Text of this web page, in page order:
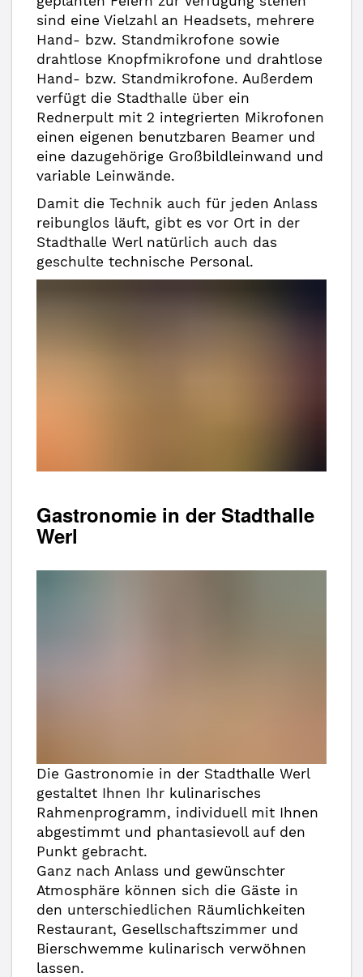
sind eine Vielzahl an Headsets, mehrere
Hand- bzw. Standmikrofone sowie
drahtlose Knopfmikrofone und drahtlose
Hand- bzw. Standmikrofone. Außerdem
verfügt die Stadthalle über ein
Rednerpult mit 2 integrierten Mikrofonen
einen eigenen benutzbaren Beamer und
eine dazugehörige Großbildleinwand und
variable Leinwände.
Damit die Technik auch für jeden Anlass
reibunglos läuft, gibt es vor Ort in der
Stadthalle Werl natürlich auch das
geschulte technische Personal.
Gastronomie in der Stadthalle
Werl
Die Gastronomie in der Stadthalle Werl
gestaltet Ihnen Ihr kulinarisches
Rahmenprogramm, individuell mit Ihnen
abgestimmt und phantasievoll auf den
Punkt gebracht.
Ganz nach Anlass und gewünschter
Atmosphäre können sich die Gäste in
den unterschiedlichen Räumlichkeiten
Restaurant, Gesellschaftszimmer und
Bierschwemme kulinarisch verwöhnen
lassen.